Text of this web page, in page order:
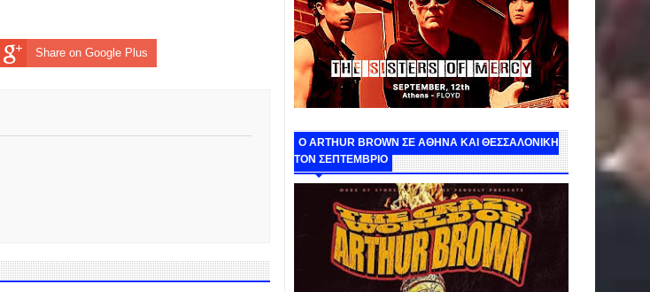
Share on Google Plus
O ARTHUR BROWN ΣΕ ΑΘΗΝΑ ΚΑΙ ΘΕΣΣΑΛΟΝΙΚΗ
ΤΟΝ ΣΕΠΤΕΜΒΡΙΟ